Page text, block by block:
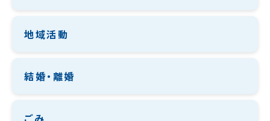
地域活動
結婚・離婚
ごみ